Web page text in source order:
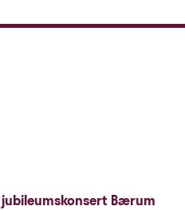
Bærum